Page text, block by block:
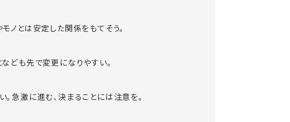
ノとは安定した関係をもてそう。
ども先で変更になりやすい。
急激に進む、決まることには注意を。